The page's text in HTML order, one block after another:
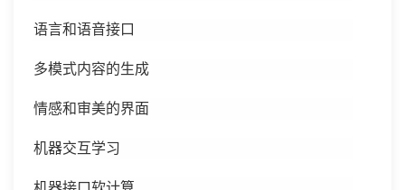
语言和语音接口
多模式内容的生成
情感和审美的界面
机器交互学习